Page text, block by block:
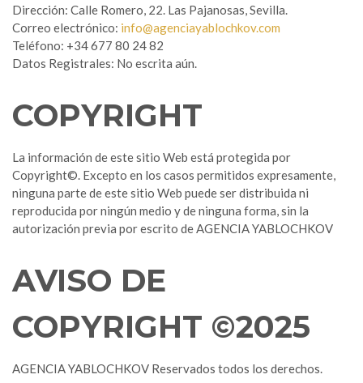
Dirección: Calle Romero, 22. Las Pajanosas, Sevilla.
Correo electrónico: info@agenciayablochkov.com
Teléfono: +34 677 80 24 82
Datos Registrales: No escrita aún.
COPYRIGHT
La información de este sitio Web está protegida por
Copyright©. Excepto en los casos permitidos expresamente,
ninguna parte de este sitio Web puede ser distribuida ni
reproducida por ningún medio y de ninguna forma, sin la
autorización previa por escrito de AGENCIA YABLOCHKOV
AVISO DE
COPYRIGHT ©2025
AGENCIA YABLOCHKOV Reservados todos los derechos.